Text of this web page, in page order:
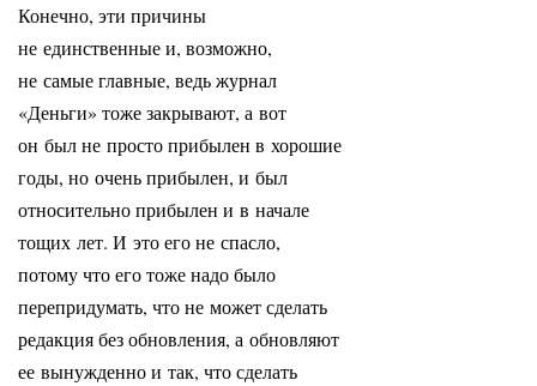
Конечно, эти причины
не единственные и, возможно,
не самые главные, ведь журнал
«Деньги» тоже закрывают, а вот
он был не просто прибылен в хорошие
годы, но очень прибылен, и был
относительно прибылен и в начале
тощих лет. И это его не спасло,
потому что его тоже надо было
перепридумать, что не может сделать
редакция без обновления, а обновляют
ее вынужденно и так, что сделать